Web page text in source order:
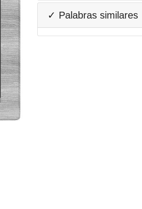
✓ Palabras similares